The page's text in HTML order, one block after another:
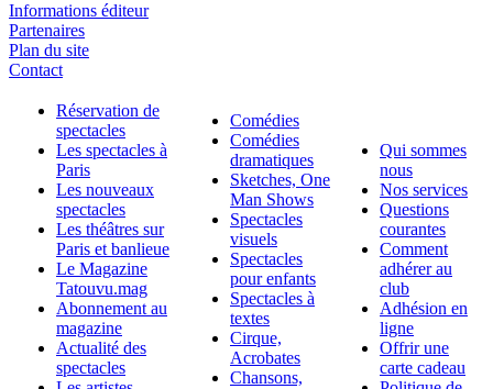
Informations éditeur
Partenaires
Plan du site
Contact
Réservation de
spectacles
Les spectacles à
Paris
Les nouveaux
spectacles
Les théâtres sur
Paris et banlieue
Le Magazine
Tatouvu.mag
Abonnement au
magazine
Actualité des
spectacles
Comédies
Comédies
dramatiques
Sketches, One
Man Shows
Spectacles
visuels
Spectacles
pour enfants
Spectacles à
textes
Cirque,
Acrobates
Chansons,
Qui sommes
nous
Nos services
Questions
courantes
Comment
adhérer au
club
Adhésion en
ligne
Offrir une
carte cadeau